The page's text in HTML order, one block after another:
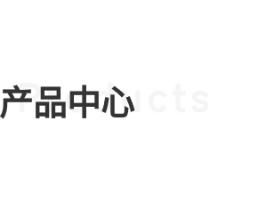
Products
产品中心